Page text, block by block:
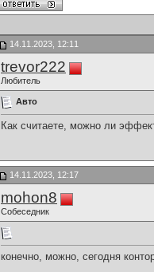
14.11.2023, 12:11
trevor222
Любитель
Авто
Как считаете, можно ли
14.11.2023, 12:17
mohon8
Собеседник
конечно, можно, сегодня